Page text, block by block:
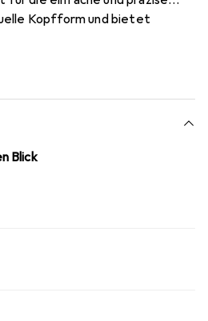
Kopfform und bietet
System wird die Gurtlänge
Insektenschutznetz verhindert
in den Helm. Das Netz ist
EPS-Dämpfer in den Helm
genügend Abstand zwischen
g. Visier/Schirm: ohne.
Blick